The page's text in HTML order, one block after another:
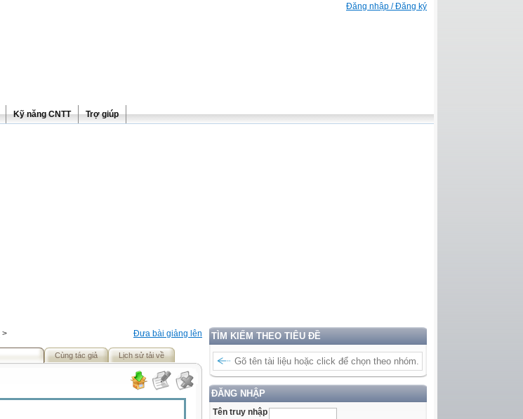
Đăng nhập / Đăng ký
Kỹ năng CNTT Trợ giúp
TÌM KIẾM THEO TIÊU ĐỀ
ĐĂNG NHẬP
Tên truy nhập
Đưa bài giảng lên
>
Cùng tác giả Lịch sử tải về